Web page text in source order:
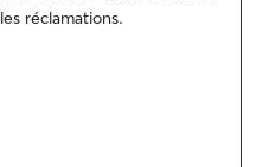
les réclamations.